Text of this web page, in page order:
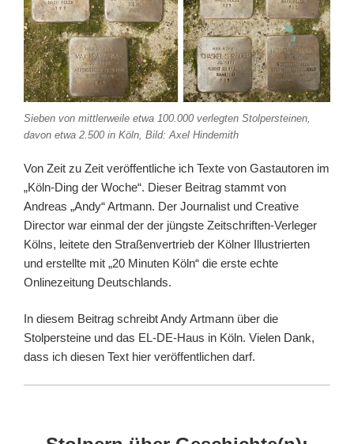
Sieben von mittlerweile etwa 100.000 verlegten Stolpersteinen,
davon etwa 2.500 in Köln, Bild: Axel Hindemith
Von Zeit zu Zeit veröffentliche ich Texte von Gastautoren im
„Köln-Ding der Woche“. Dieser Beitrag stammt von
Andreas „Andy“ Artmann. Der Journalist und Creative
Director war einmal der der jüngste Zeitschriften-Verleger
Kölns, leitete den Straßenvertrieb der Kölner Illustrierten
und erstellte mit „20 Minuten Köln“ die erste echte
Onlinezeitung Deutschlands.
In diesem Beitrag schreibt Andy Artmann über die
Stolpersteine und das EL-DE-Haus in Köln. Vielen Dank,
dass ich diesen Text hier veröffentlichen darf.